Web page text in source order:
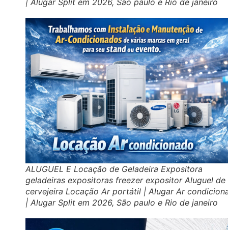
| Alugar Split em 2026, São paulo e Rio de janeiro
ALUGUEL E Locação de Geladeira Expositora
geladeiras expositoras freezer expositor Aluguel de
cervejeira Locação Ar portátil | Alugar Ar
| Alugar Split em 2026, São paulo e Rio de janeiro